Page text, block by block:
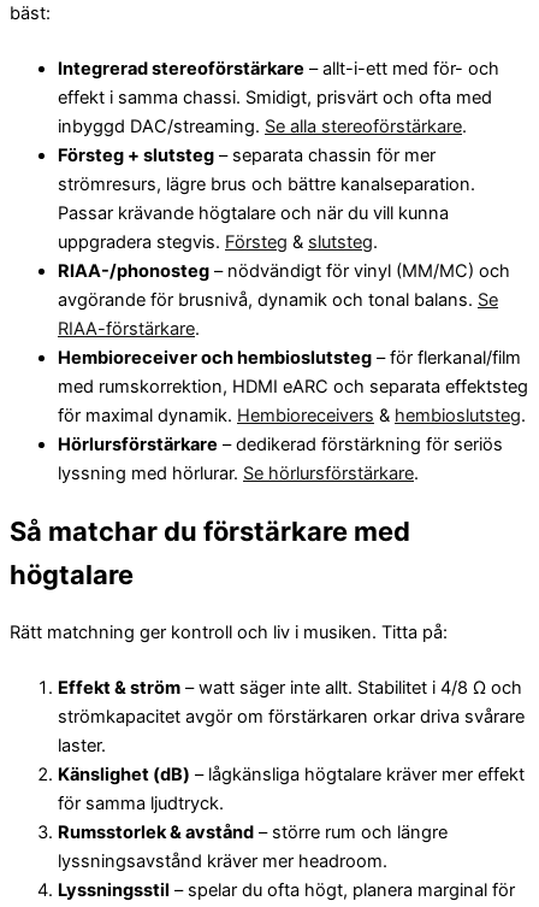
bäst:
Integrerad stereoförstärkare – allt-i-ett med för- och
effekt i samma chassi. Smidigt, prisvärt och ofta med
inbyggd DAC/streaming. Se alla stereoförstärkare.
Försteg + slutsteg – separata chassin för mer
strömresurs, lägre brus och bättre kanalseparation.
Passar krävande högtalare och när du vill kunna
uppgradera stegvis. Försteg & slutsteg.
RIAA-/phonosteg – nödvändigt för vinyl (MM/MC) och
avgörande för brusnivå, dynamik och tonal balans. Se
RIAA-förstärkare.
Hembioreceiver och hembioslutsteg – för flerkanal/film
med rumskorrektion, HDMI eARC och separata effektsteg
för maximal dynamik. Hembioreceivers & hembioslutsteg.
Hörlursförstärkare – dedikerad förstärkning för seriös
lyssning med hörlurar. Se hörlursförstärkare.
Så matchar du förstärkare med
högtalare
Rätt matchning ger kontroll och liv i musiken. Titta på:
Effekt & ström – watt säger inte allt. Stabilitet i 4/8 Ω och
strömkapacitet avgör om förstärkaren orkar driva svårare
laster.
Känslighet (dB) – lågkänsliga högtalare kräver mer effekt
för samma ljudtryck.
Rumsstorlek & avstånd – större rum och längre
lyssningsavstånd kräver mer headroom.
Lyssningsstil – spelar du ofta högt, planera marginal för